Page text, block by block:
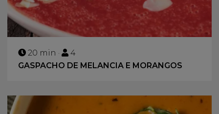
20 min ·
4
GASPACHO DE MELANCIA E MORANGOS